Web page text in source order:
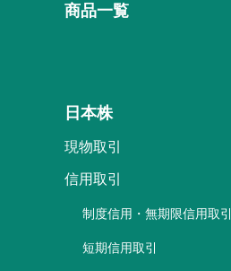
商品一覧
日本株
現物取引
信用取引
制度信用・無期限信用取引
短期信用取引